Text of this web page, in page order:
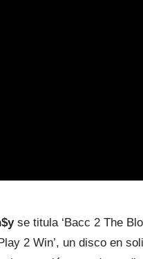
se titula ‘Bacc 2 The
2 Win’, un disco en